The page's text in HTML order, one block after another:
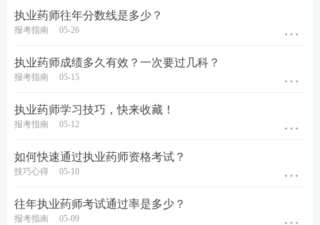
执业药师往年分数线是多少？
报考指南 05-26
执业药师成绩多久有效？一次要过几科？
报考指南 05-15
执业药师学习技巧，快来收藏！
报考指南 05-12
如何快速通过执业药师资格考试？
技巧心得 05-10
往年执业药师考试通过率是多少？
报考指南 05-09